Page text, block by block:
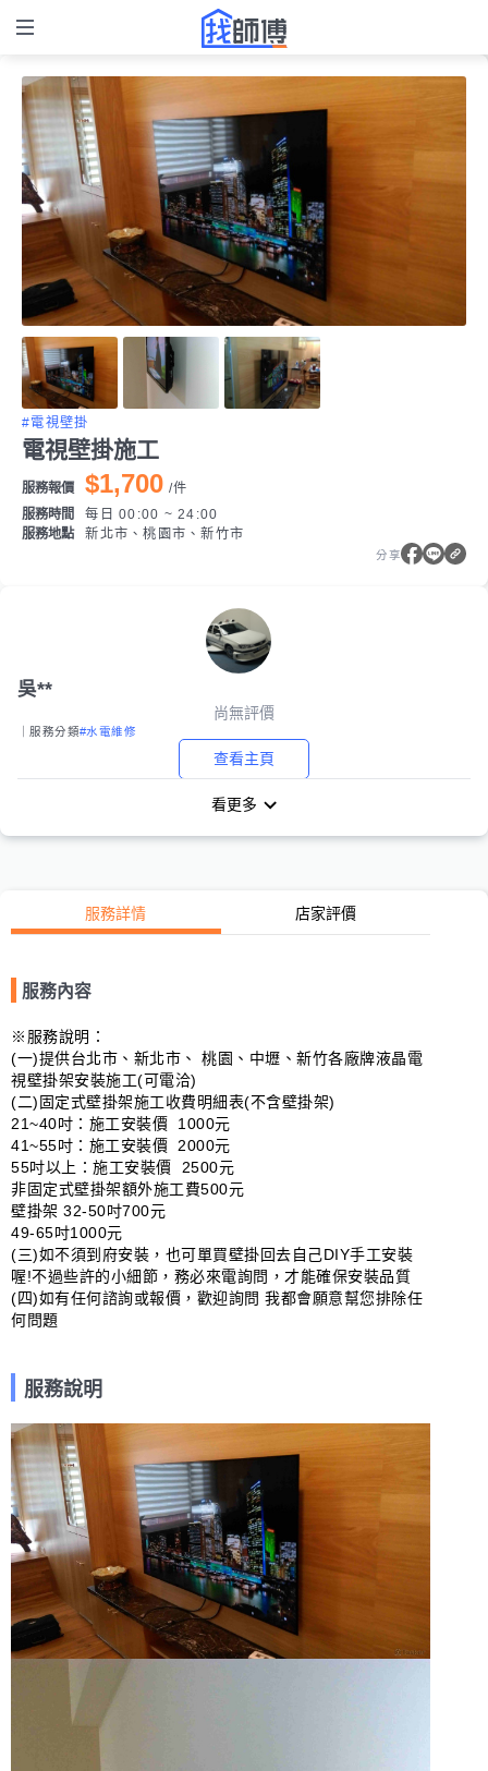
#電視壁掛
電視壁掛施工
服務報價 $1,700 /件
服務時間
每日 00:00 ~ 24:00
服務地點
新北市、桃園市、新竹市
分享
吳**
尚無評價
｜服務分類#水電維修
查看主頁
看更多
服務詳情 店家評價
服務內容
※服務說明：
(一)提供台北市、新北市、 桃園、中壢、新竹各廠牌液晶電
視壁掛架安裝施工(可電洽)
(二)固定式壁掛架施工收費明細表(不含壁掛架)
21~40吋：施工安裝價  1000元
41~55吋：施工安裝價  2000元
55吋以上：施工安裝價  2500元
非固定式壁掛架額外施工費500元
壁掛架 32-50吋700元
49-65吋1000元
(三)如不須到府安裝，也可單買壁掛回去自己DIY手工安裝
喔!不過些許的小細節，務必來電詢問，才能確保安裝品質
(四)如有任何諮詢或報價，歡迎詢問 我都會願意幫您排除任
何問題
服務說明